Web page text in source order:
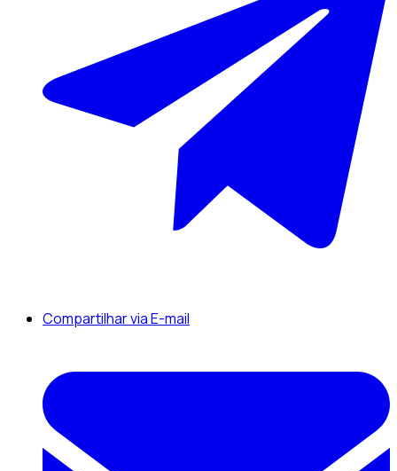
Compartilhar via E-mail